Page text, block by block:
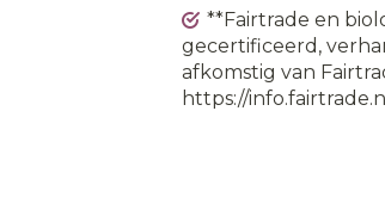
**Fairtrade en
gecertificeerd,
afkomstig van
https://